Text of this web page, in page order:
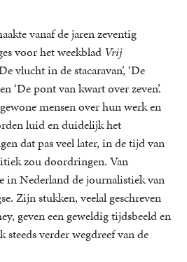
vanaf de jaren zeventig
voor het weekblad Vrij
vlucht in de stacaravan’, ‘De
‘De pont van kwart over zeven’.
mensen over hun werk en
luid en duidelijk het
dat pas veel later, in de tijd van
zou doordringen. Van
in Nederland de journalistiek van
Zijn stukken, veelal geschreven
geven een geweldig tijdsbeeld en
verder wegdreef van de